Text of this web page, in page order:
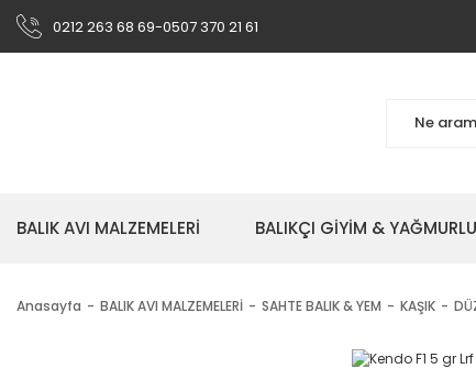
0212 263 68 69-0507 370 21 61
BALIK AVI MALZEMELERİ BALIKÇI GİYİM &
Anasayfa BALIK AVI MALZEMELERİ SAHTE BALIK & YEM KAŞIK